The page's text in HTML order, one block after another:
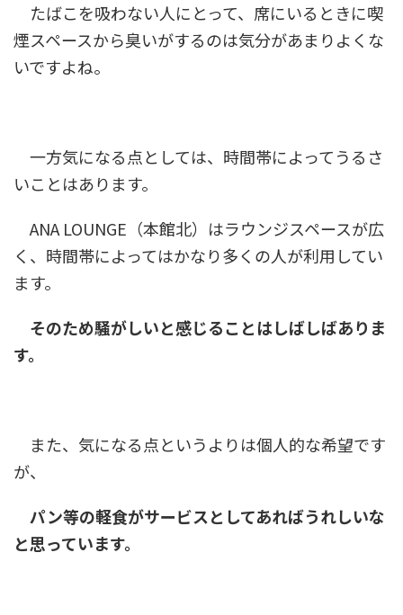
たばこを吸わない人にとって、席にいるときに喫
煙スペースから臭いがするのは気分があまりよくな
いですよね。
一方気になる点としては、時間帯によってうるさ
いことはあります。
ANA LOUNGE（本館北）はラウンジスペースが広
く、時間帯によってはかなり多くの人が利用してい
ます。
そのため騒がしいと感じることはしばしばありま
す。
また、気になる点というよりは個人的な希望です
が、
パン等の軽食がサービスとしてあればうれしいな
と思っています。